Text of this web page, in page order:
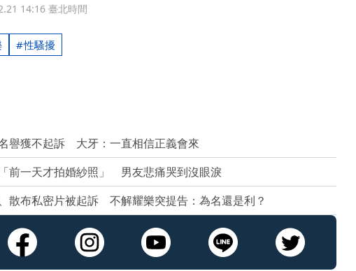
14:16 臺北時間
性騷擾
譽獲不起訴 大牙：一直相信正義會來
前一天才拍婚紗照」 男友悲痛哭到沒眼淚
散布私密片被起訴 不解耀樂突提告：為名還是利？